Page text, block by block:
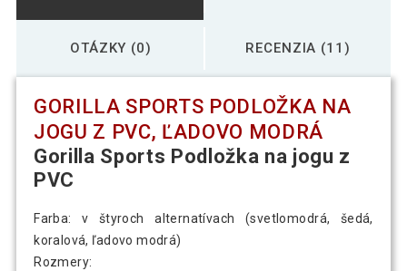
OTÁZKY (0) RECENZIA (11)
GORILLA SPORTS PODLOŽKA NA
JOGU Z PVC, ĽADOVO MODRÁ
Gorilla Sports Podložka na jogu z
PVC
Farba: v štyroch alternatívach (svetlomodrá, šedá,
koralová, ľadovo modrá)
Rozmery: